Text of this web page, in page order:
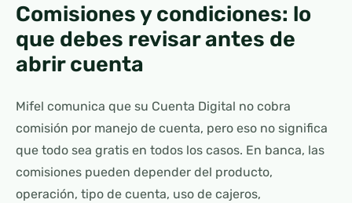
Comisiones y condiciones: lo
que debes revisar antes de
abrir cuenta
Mifel comunica que su Cuenta Digital no cobra
comisión por manejo de cuenta, pero eso no significa
que todo sea gratis en todos los casos. En banca, las
comisiones pueden depender del producto,
operación, tipo de cuenta, uso de cajeros,